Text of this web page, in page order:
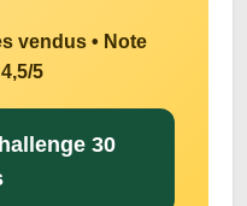
vendus • Note
5
30